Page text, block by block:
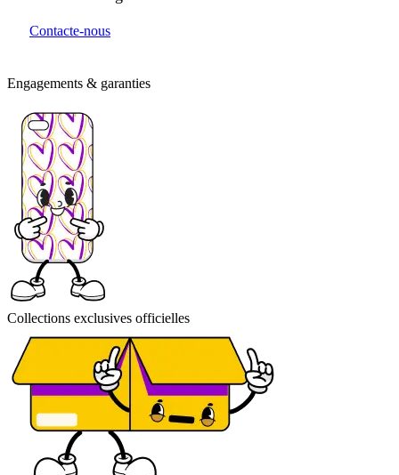
Contacte-nous
Engagements & garanties
Collections exclusives officielles